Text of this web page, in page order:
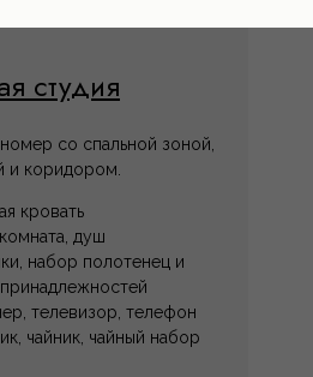
студия
со спальной зоной,
и коридором.
кровать
душ
набор полотенец и
телевизор, телефон
чайник, чайный набор